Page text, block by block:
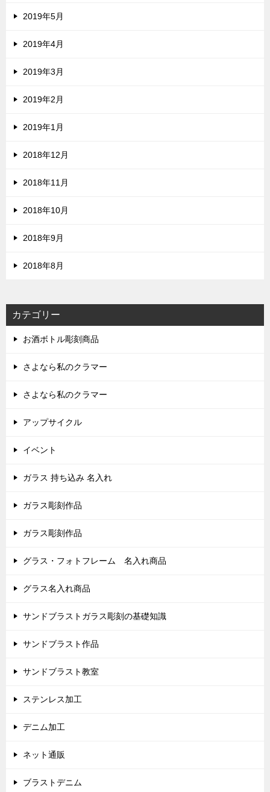
2019年5月
2019年4月
2019年3月
2019年2月
2019年1月
2018年12月
2018年11月
2018年10月
2018年9月
2018年8月
カテゴリー
お酒ボトル彫刻商品
さよなら私のクラマー
さよなら私のクラマー
アップサイクル
イベント
ガラス 持ち込み 名入れ
ガラス彫刻作品
ガラス彫刻作品
グラス・フォトフレーム 名入れ商品
グラス名入れ商品
サンドブラストガラス彫刻の基礎知識
サンドブラスト作品
サンドブラスト教室
ステンレス加工
デニム加工
ネット通販
ブラストデニム